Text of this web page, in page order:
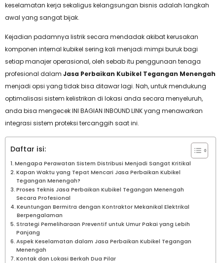
keselamatan kerja sekaligus kelangsungan bisnis adalah langkah
awal yang sangat bijak.
Kejadian padamnya listrik secara mendadak akibat kerusakan
komponen internal kubikel sering kali menjadi mimpi buruk bagi
setiap manajer operasional, oleh sebab itu penggunaan tenaga
profesional dalam Jasa Perbaikan Kubikel Tegangan Menengah
menjadi opsi yang tidak bisa ditawar lagi. Nah, untuk mendukung
optimalisasi sistem kelistrikan di lokasi anda secara menyeluruh,
anda bisa mengecek INI BAGIAN INBOUND LINK yang menawarkan
integrasi sistem proteksi tercanggih saat ini.
Daftar isi:
Mengapa Perawatan Sistem Distribusi Menjadi Sangat Kritikal
Kapan Waktu yang Tepat Mencari Jasa Perbaikan Kubikel
Tegangan Menengah?
Proses Teknis Jasa Perbaikan Kubikel Tegangan Menengah
Secara Profesional
Keuntungan Bermitra dengan Kontraktor Mekanikal Elektrikal
Berpengalaman
Strategi Pemeliharaan Preventif untuk Umur Pakai yang Lebih
Panjang
Aspek Keselamatan dalam Jasa Perbaikan Kubikel Tegangan
Menengah
Kontak dan Lokasi Berkah Dua Pilar